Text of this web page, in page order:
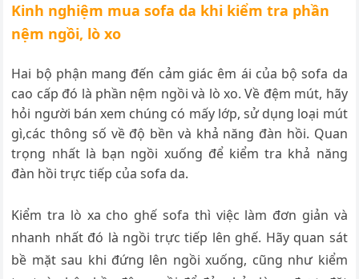
Kinh nghiệm mua sofa da khi kiểm tra phần
nệm ngồi, lò xo
Hai bộ phận mang đến cảm giác êm ái của bộ sofa da
cao cấp đó là phần nệm ngồi và lò xo. Về đệm mút, hãy
hỏi người bán xem chúng có mấy lớp, sử dụng loại mút
gì,các thông số về độ bền và khả năng đàn hồi. Quan
trọng nhất là bạn ngồi xuống để kiểm tra khả năng
đàn hồi trực tiếp của sofa da.
Kiểm tra lò xa cho ghế sofa thì việc làm đơn giản và
nhanh nhất đó là ngồi trực tiếp lên ghế. Hãy quan sát
bề mặt sau khi đứng lên ngồi xuống, cũng như kiểm